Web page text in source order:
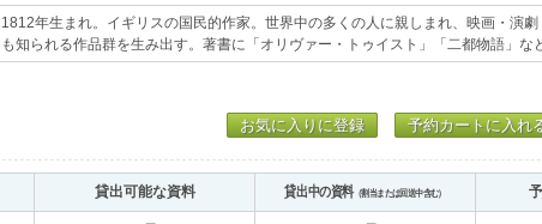
1812年生まれ。イギリスの国民的作家。世界中の多くの人に親しまれ、映画・演
も知られる作品群を生み出す。著書に「オリヴァー・トゥイスト」「二都物語」な
お気に入りに登録 予約カートに入れ
貸出可能な資料 貸出中の資料（割当または回送中含む）